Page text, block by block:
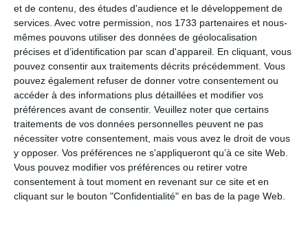
et de contenu, des études d'audience et le développement de
services. Avec votre permission, nos 1733 partenaires et nous-
mêmes pouvons utiliser des données de géolocalisation
précises et d’identification par scan d'appareil. En cliquant, vous
pouvez consentir aux traitements décrits précédemment. Vous
pouvez également refuser de donner votre consentement ou
accéder à des informations plus détaillées et modifier vos
préférences avant de consentir. Veuillez noter que certains
traitements de vos données personnelles peuvent ne pas
nécessiter votre consentement, mais vous avez le droit de vous
y opposer. Vos préférences ne s'appliqueront qu’à ce site Web.
Vous pouvez modifier vos préférences ou retirer votre
consentement à tout moment en revenant sur ce site et en
cliquant sur le bouton "Confidentialité" en bas de la page Web.
eos, qui ratione voluptatem sequi nesciunt, neque
porro quisquam est, qui dolorem ipsum, quia dolor
sit, amet, consectetur, adipisci velit, sed quia non
numquam eius modi tempora incidunt, ut labore et
dolore magnam aliquam quaerat voluptatem. Ut
enim ad minima veniam, quis nostrum
exercitationem ullam corporis suscipit laboriosam,
nisi ut aliquid ex ea commodi consequatur? Quis
autem vel eum iure reprehenderit, qui in ea
voluptate velit esse, quam nihil molestiae
consequatur, vel illum, qui dolorem eum fugiat,
quo voluptas nulla pariatur? At vero eos et
accusamus et iusto odio dignissimos ducimus, qui